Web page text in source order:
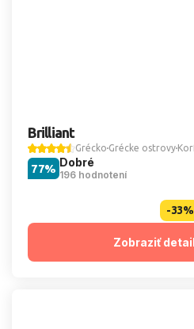
Brilliant
Grécko Grécke ostrovy
Dobré
196 hodnotení
77%
-33%
Zobraziť